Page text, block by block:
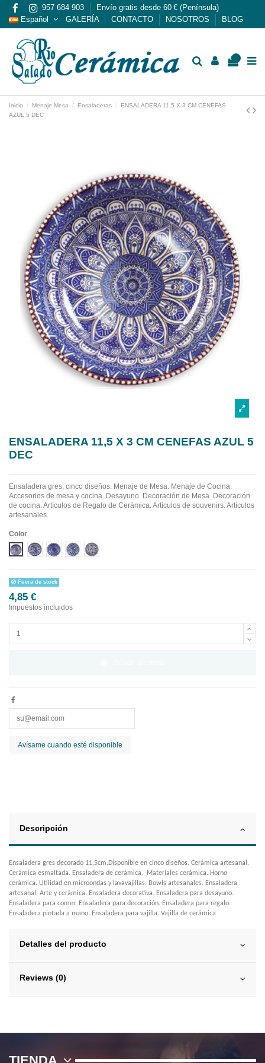
957 684 903
Envío gratis desde 60 € (Península)
Español
GALERÍA CONTACTO NOSOTROS BLOG
Inicio Menaje Mesa Ensaladeras
ENSALADERA 11,5 X 3 CM CENEFAS
AZUL 5 DEC
ENSALADERA 11,5 X 3 CM CENEFAS AZUL 5
DEC
Ensaladera gres, cinco diseños. Menaje de Mesa. Menaje de Cocina.
Accesorios de mesa y cocina. Desayuno. Decoración de Mesa. Decoración
de cocina. Artículos de Regalo de Cerámica. Artículos de souvenirs. Artículos
artesanales.
Color
Diseño 1Diseño 2Diseño 3Diseño 4Diseño 5
Fuera de stock
4,85 €
Impuestos incluidos
Descripción
Ensaladera gres decorado 11,5cm.Disponible en cinco diseños. Cerámica artesanal.
Cerámica esmaltada. Ensaladera de cerámica. Materiales cerámica. Horno
cerámica. Utilidad en microondas y lavavajillas. Bowls artesanales. Ensaladera
artesanal. Arte y cerámica. Ensaladera decorativa. Ensaladera para desayuno.
Ensaladera para comer. Ensaladera para decoración. Ensaladera para regalo.
Ensaladera pintada a mano. Ensaladera para vajilla. Vajilla de cerámica
Detalles del producto
Reviews (0)